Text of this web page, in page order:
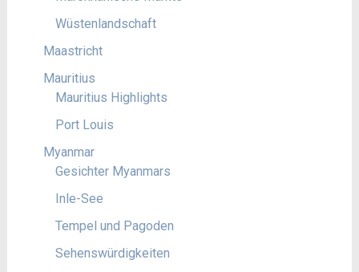
Wüstenlandschaft
Maastricht
Mauritius
Mauritius Highlights
Port Louis
Myanmar
Gesichter Myanmars
Inle-See
Tempel und Pagoden
Sehenswürdigkeiten